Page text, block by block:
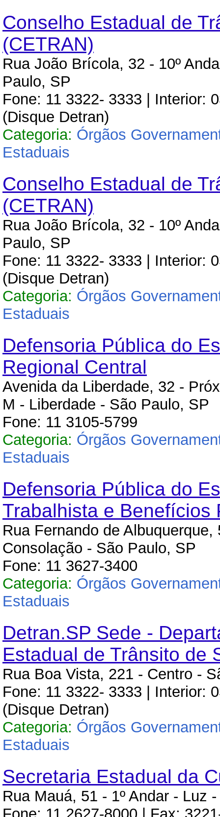
Conselho Estadual de
(CETRAN)
Rua João Brícola, 32 - 10º
Paulo, SP
Fone: 11 3322- 3333 | Interior:
(Disque Detran)
Categoria: Órgãos
Estaduais
Conselho Estadual de
(CETRAN)
Rua João Brícola, 32 - 10º
Paulo, SP
Fone: 11 3322- 3333 | Interior:
(Disque Detran)
Categoria: Órgãos
Estaduais
Defensoria Pública do
Regional Central
Avenida da Liberdade, 32 -
M - Liberdade - São Paulo, SP
Fone: 11 3105-5799
Categoria: Órgãos
Estaduais
Defensoria Pública do
Trabalhista e Benefícios
Rua Fernando de Albuquerque,
Consolação - São Paulo, SP
Fone: 11 3627-3400
Categoria: Órgãos
Estaduais
Detran.SP Sede -
Estadual de Trânsito de
Rua Boa Vista, 221 - Centro -
Fone: 11 3322- 3333 | Interior:
(Disque Detran)
Categoria: Órgãos
Estaduais
Secretaria Estadual da
Rua Mauá, 51 - 1º Andar - Luz